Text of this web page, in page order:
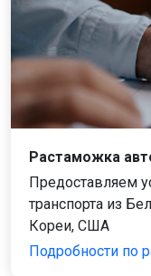
Растаможка
Предоставляем
транспорта из
Кореи, США
Подробности по